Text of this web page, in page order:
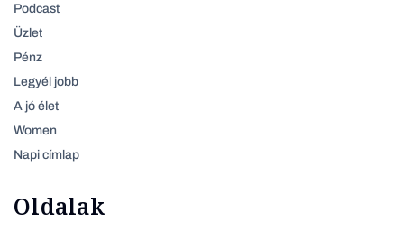
Podcast
Üzlet
Pénz
Legyél jobb
A jó élet
Women
Napi címlap
Oldalak